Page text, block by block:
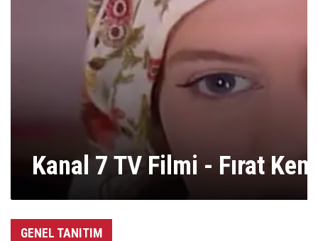
Kanal 7 TV Filmi - Fırat
GENEL TANITIM